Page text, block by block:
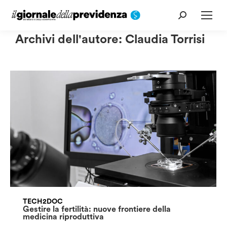
Cerca:
Archivi dell'autore: Claudia Torrisi
TECH2DOC
Gestire la fertilità: nuove frontiere della
medicina riproduttiva